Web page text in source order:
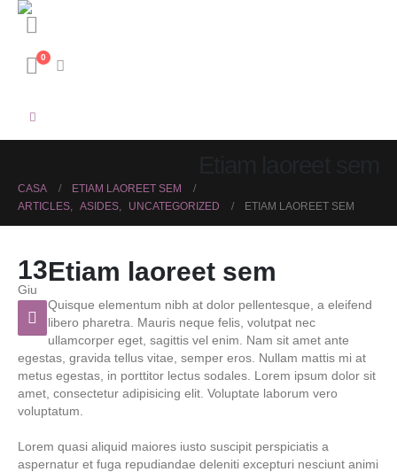
0
CASA
ETIAM LAOREET SEM
ARTICLES, ASIDES, UNCATEGORIZED ETIAM LAOREET SEM
13
Giu
Etiam laoreet sem
Quisque elementum nibh at dolor pellentesque, a eleifend
libero pharetra. Mauris neque felis, volutpat nec
ullamcorper eget, sagittis vel enim. Nam sit amet ante
egestas, gravida tellus vitae, semper eros. Nullam mattis mi at
metus egestas, in porttitor lectus sodales. Lorem ipsum dolor sit
amet, consectetur adipisicing elit. Voluptate laborum vero
voluptatum.
Lorem quasi aliquid maiores iusto suscipit perspiciatis a
aspernatur et fuga repudiandae deleniti excepturi nesciunt animi